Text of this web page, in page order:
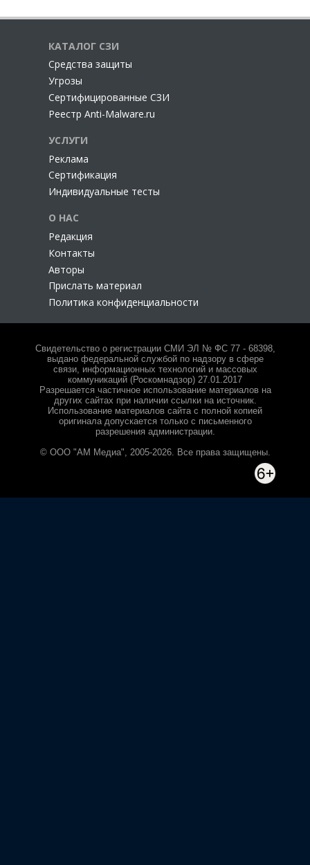
КАТАЛОГ СЗИ
Cредства защиты
Угрозы
Сертифицированные СЗИ
Реестр Anti-Malware.ru
УСЛУГИ
Реклама
Сертификация
Индивидуальные тесты
О НАС
Редакция
Контакты
Авторы
Прислать материал
Политика конфиденциальности
Свидетельство о регистрации СМИ ЭЛ № ФС 77 - 68398,
выдано федеральной службой по надзору в сфере
связи, информационных технологий и массовых
коммуникаций (Роскомнадзор) 27.01.2017
Разрешается частичное использование материалов на
других сайтах при наличии ссылки на источник.
Использование материалов сайта с полной копией
оригинала допускается только с письменного
разрешения администрации.
© ООО "АМ Медиа", 2005-2026. Все права защищены.